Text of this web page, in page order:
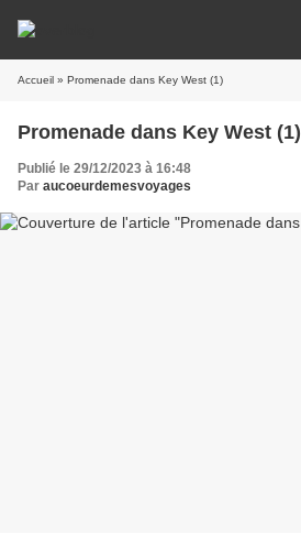
Accueil » Promenade dans Key West (1)
Promenade dans Key West (1)
Publié le 29/12/2023 à 16:48
Par aucoeurdemesvoyages